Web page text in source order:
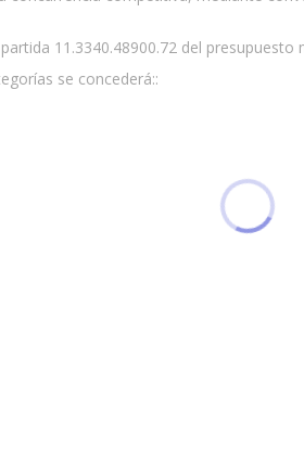
11.3340.48900.72 del presupuesto
se concederá::